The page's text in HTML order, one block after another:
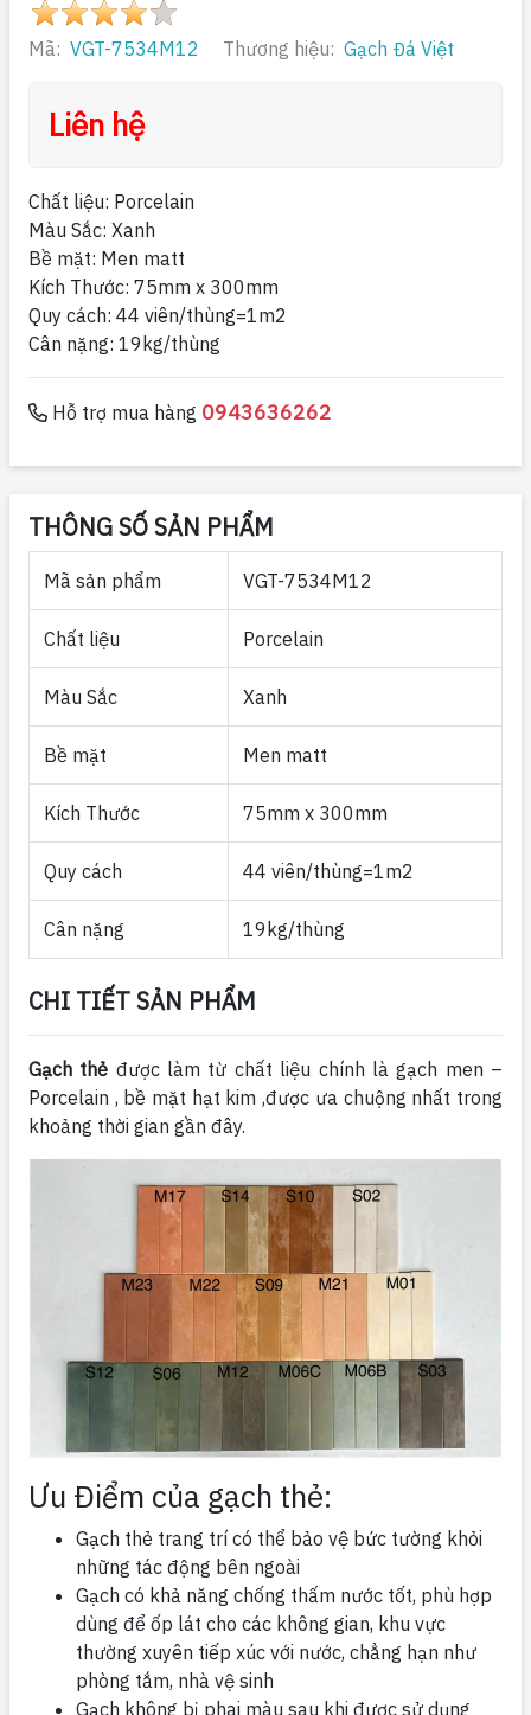
Mã: VGT-7534M12 Thương hiệu: Gạch Đá Việt
Liên hệ
Chất liệu: Porcelain
Màu Sắc: Xanh
Bề mặt: Men matt
Kích Thước: 75mm x 300mm
Quy cách: 44 viên/thùng=1m2
Cân nặng: 19kg/thùng
Hỗ trợ mua hàng 0943636262
THÔNG SỐ SẢN PHẨM
Mã sản phẩm VGT-7534M12
Chất liệu Porcelain
Màu Sắc Xanh
Bề mặt Men matt
Kích Thước 75mm x 300mm
Quy cách 44 viên/thùng=1m2
Cân nặng 19kg/thùng
CHI TIẾT SẢN PHẨM
Gạch thẻ được làm từ chất liệu chính là gạch men –
Porcelain , bề mặt hạt kim ,được ưa chuộng nhất trong
khoảng thời gian gần đây.
Ưu Điểm của gạch thẻ:
Gạch thẻ trang trí có thể bảo vệ bức tường khỏi
những tác động bên ngoài
Gạch có khả năng chống thấm nước tốt, phù hợp
dùng để ốp lát cho các không gian, khu vực
thường xuyên tiếp xúc với nước, chẳng hạn như
phòng tắm, nhà vệ sinh
Gạch không bị phai màu sau khi được sử dụng